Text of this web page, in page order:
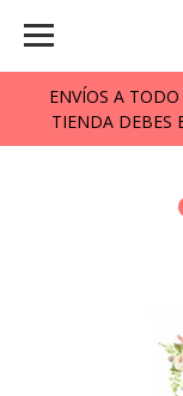
ENVÍOS A
TIENDA DEBES